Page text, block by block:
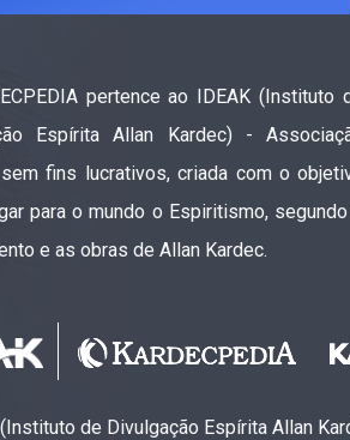
pertence ao IDEAK (Instituto
Espírita Allan Kardec) -
fins lucrativos, criada com o
para o mundo o Espiritismo,
e as obras de Allan Kardec.
de Divulgação Espírita Allan